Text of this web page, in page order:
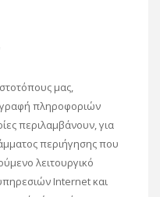
μας,
πληροφοριών
περιλαμβάνουν, για
περιήγησης που
λειτουργικό
Internet και